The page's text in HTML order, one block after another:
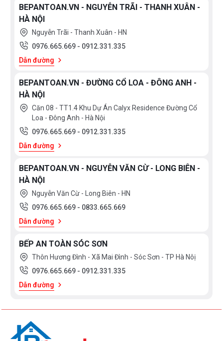
BEPANTOAN.VN - NGUYỄN TRÃI - THANH XUÂN -
HÀ NỘI
Nguyễn Trãi - Thanh Xuân - HN
0976.665.669 - 0912.331.335
Dẫn đường
BEPANTOAN.VN - ĐƯỜNG CỔ LOA - ĐÔNG ANH -
HÀ NỘI
Căn 08 - TT1.4 Khu Dự Án Calyx Residence Đường Cổ
Loa - Đông Anh - Hà Nội
0976.665.669 - 0912.331.335
Dẫn đường
BEPANTOAN.VN - NGUYỄN VĂN CỪ - LONG BIÊN -
HÀ NỘI
Nguyễn Văn Cừ - Long Biên - HN
0976.665.669 - 0833.665.669
Dẫn đường
BẾP AN TOÀN SÓC SƠN
Thôn Hương Đình - Xã Mai Đình - Sóc Sơn - TP Hà Nôị
0976.665.669 - 0912.331.335
Dẫn đường